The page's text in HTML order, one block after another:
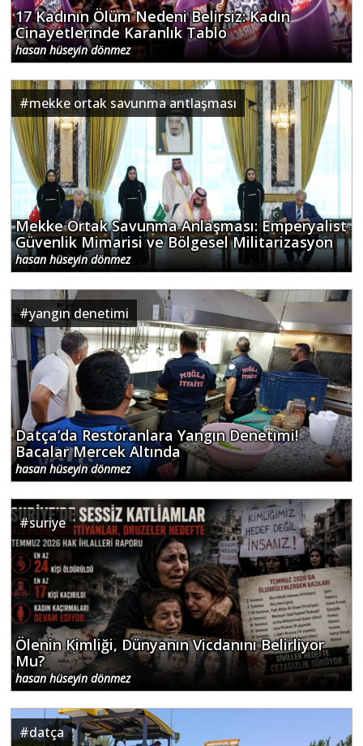
17 Kadının Ölüm Nedeni Belirsiz: Kadın
Cinayetlerinde Karanlık Tablo
hasan hüseyin dönmez
#mekke ortak savunma antlaşması
Mekke Ortak Savunma Anlaşması: Emperyalist
Güvenlik Mimarisi ve Bölgesel Militarizasyon
hasan hüseyin dönmez
#yangın denetimi
Datça’da Restoranlara Yangın Denetimi!
Bacalar Mercek Altında
hasan hüseyin dönmez
#suriye
Ölenin Kimliği, Dünyanın Vicdanını Belirliyor
Mu?
hasan hüseyin dönmez
#datça